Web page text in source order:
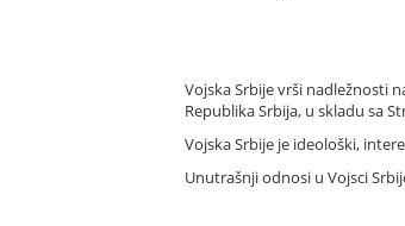
Vojska Srbije vrši nadležnosti
Republika Srbija, u skladu sa
Vojska Srbije je ideološki,
Unutrašnji odnosi u Vojsci